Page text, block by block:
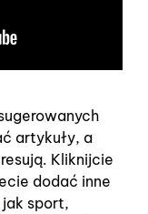
artykuły, a
Kliknijcie
dodać inne
sport,